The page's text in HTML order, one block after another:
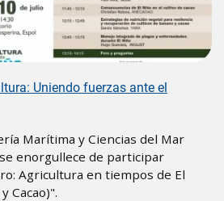
Uniendo fuerzas ante el
Marítima y Ciencias del Mar
se enorgullece de participar
Agricultura en tiempos de El
Cacao)".